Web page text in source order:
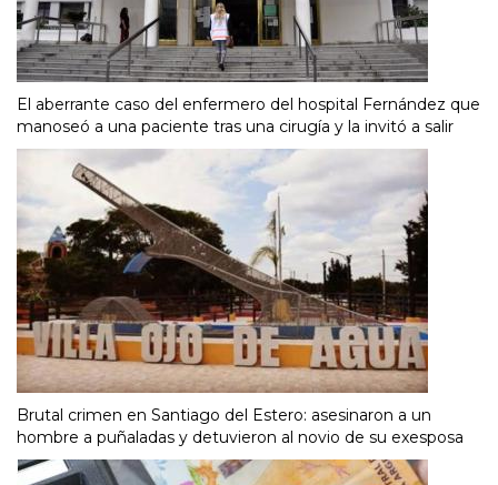
El aberrante caso del enfermero del hospital Fernández que
manoseó a una paciente tras una cirugía y la invitó a salir
Brutal crimen en Santiago del Estero: asesinaron a un
hombre a puñaladas y detuvieron al novio de su exesposa